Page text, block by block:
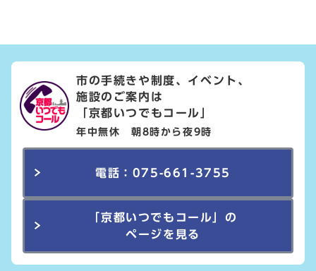
市の手続きや制度、イベント、
施設のご案内は
「京都いつでもコール」
年中無休 朝8時から夜9時
電話：075-661-3755
「京都いつでもコール」の
ページを見る